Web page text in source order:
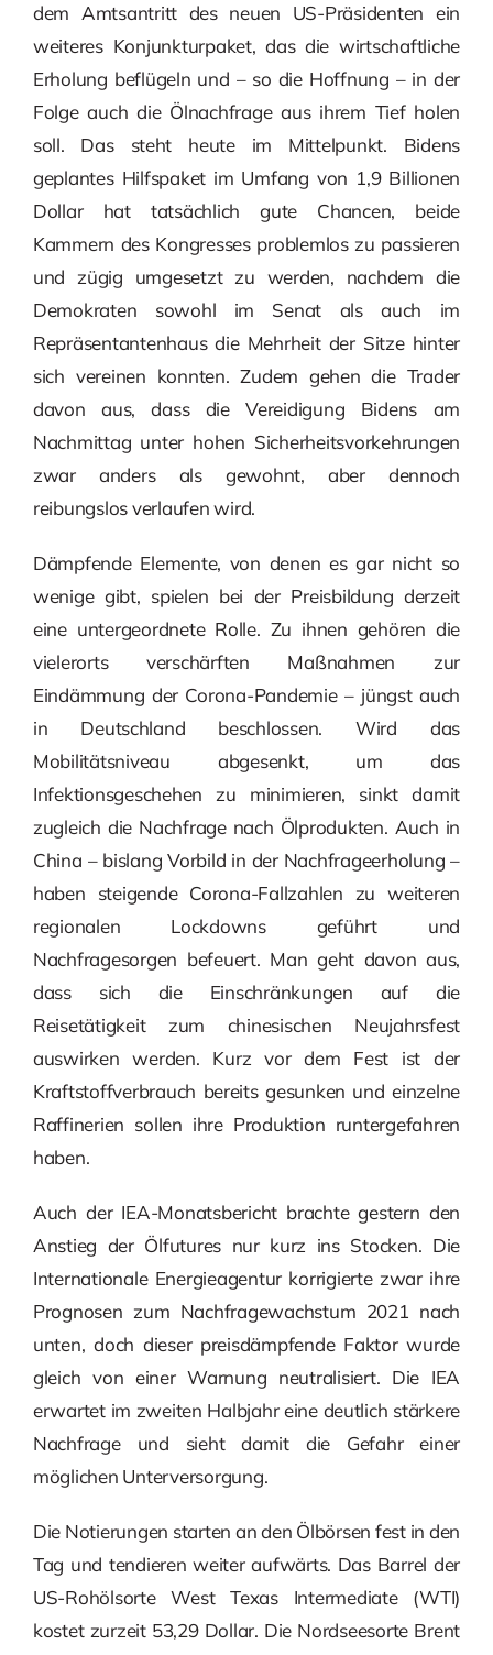
dem Amtsantritt des neuen US-Präsidenten ein
weiteres Konjunkturpaket, das die wirtschaftliche
Erholung beflügeln und – so die Hoffnung – in der
Folge auch die Ölnachfrage aus ihrem Tief holen
soll. Das steht heute im Mittelpunkt. Bidens
geplantes Hilfspaket im Umfang von 1,9 Billionen
Dollar hat tatsächlich gute Chancen, beide
Kammern des Kongresses problemlos zu passieren
und zügig umgesetzt zu werden, nachdem die
Demokraten sowohl im Senat als auch im
Repräsentantenhaus die Mehrheit der Sitze hinter
sich vereinen konnten. Zudem gehen die Trader
davon aus, dass die Vereidigung Bidens am
Nachmittag unter hohen Sicherheitsvorkehrungen
zwar anders als gewohnt, aber dennoch
reibungslos verlaufen wird.
Dämpfende Elemente, von denen es gar nicht so
wenige gibt, spielen bei der Preisbildung derzeit
eine untergeordnete Rolle. Zu ihnen gehören die
vielerorts verschärften Maßnahmen zur
Eindämmung der Corona-Pandemie – jüngst auch
in Deutschland beschlossen. Wird das
Mobilitätsniveau abgesenkt, um das
Infektionsgeschehen zu minimieren, sinkt damit
zugleich die Nachfrage nach Ölprodukten. Auch in
China – bislang Vorbild in der Nachfrageerholung –
haben steigende Corona-Fallzahlen zu weiteren
regionalen Lockdowns geführt und
Nachfragesorgen befeuert. Man geht davon aus,
dass sich die Einschränkungen auf die
Reisetätigkeit zum chinesischen Neujahrsfest
auswirken werden. Kurz vor dem Fest ist der
Kraftstoffverbrauch bereits gesunken und einzelne
Raffinerien sollen ihre Produktion runtergefahren
haben.
Auch der IEA-Monatsbericht brachte gestern den
Anstieg der Ölfutures nur kurz ins Stocken. Die
Internationale Energieagentur korrigierte zwar ihre
Prognosen zum Nachfragewachstum 2021 nach
unten, doch dieser preisdämpfende Faktor wurde
gleich von einer Warnung neutralisiert. Die IEA
erwartet im zweiten Halbjahr eine deutlich stärkere
Nachfrage und sieht damit die Gefahr einer
möglichen Unterversorgung.
Die Notierungen starten an den Ölbörsen fest in den
Tag und tendieren weiter aufwärts. Das Barrel der
US-Rohölsorte West Texas Intermediate (WTI)
kostet zurzeit 53,29 Dollar. Die Nordseesorte Brent